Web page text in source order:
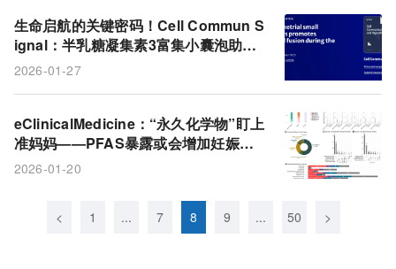
生命启航的关键密码！Cell Commun S
ignal：半乳糖凝集素3富集小囊泡助推
胚胎着床
2026-01-27
eClinicalMedicine：“永久化学物”盯上
准妈妈——PFAS暴露或会增加妊娠期
糖尿病风险！
2026-01-20
< 1 ... 7 8 9 ... 50 >